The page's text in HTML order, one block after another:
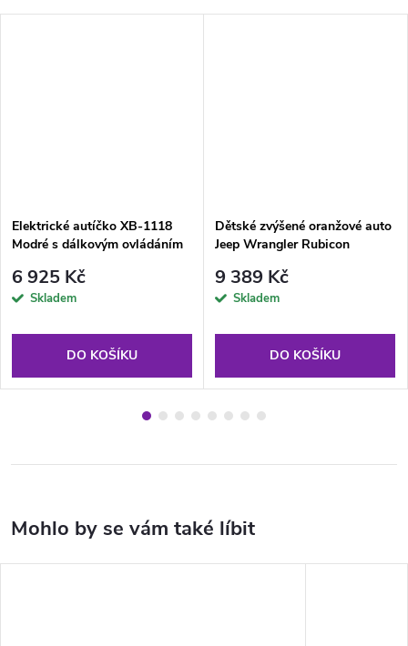
Elektrické autíčko XB-1118
Modré s dálkovým ovládáním
6 925 Kč
Skladem
DO KOŠÍKU
Dětské zvýšené oranžové auto
Jeep Wrangler Rubicon
9 389 Kč
Skladem
DO KOŠÍKU